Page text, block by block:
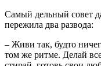
Самый дельный совет
пережила два развода:
– Живи так, будто
том же ритме. Делай